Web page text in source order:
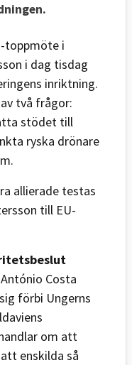
toppmöte i
i dag tisdag
inriktning.
två frågor:
stödet till
ryska drönare
allierade testas
till EU-
Costa
förbi Ungerns
om att
enskilda så